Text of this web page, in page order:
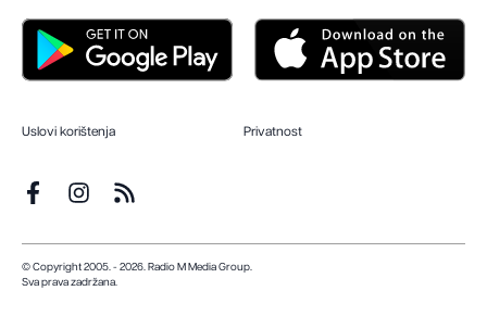
Uslovi korištenja Privatnost
© Copyright 2005. - 2026. Radio M Media Group.
Sva prava zadržana.